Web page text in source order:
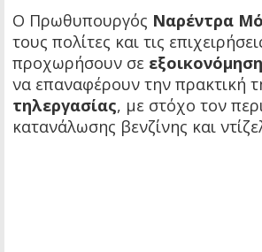
Ο Πρωθυπουργός Ναρέντρα
τους πολίτες και τις
προχωρήσουν σε
να επαναφέρουν την πρακτική
τηλεργασίας, με στόχο τον
κατανάλωσης βενζίνης και